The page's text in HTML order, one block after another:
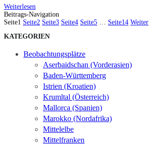
Weiterlesen
Beitrags-Navigation
Seite1 Seite2 Seite3 Seite4 Seite5 Seite14 Weiter
KATEGORIEN
Beobachtungsplätze
Aserbaidschan (Vorderasien)
Baden-Württemberg
Istrien (Kroatien)
Krumltal (Österreich)
Mallorca (Spanien)
Marokko (Nordafrika)
Mittelelbe
Mittelfranken